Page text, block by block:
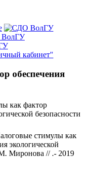
ВолГУ
кабинет"
обеспечения
как фактор
безопасности
стимулы как
экологической
Миронова // .- 2019